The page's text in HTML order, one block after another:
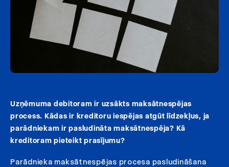
Uzņēmuma debitoram ir uzsākts maksātnespējas
process. Kādas ir kreditoru iespējas atgūt līdzekļus, ja
parādniekam ir pasludināta maksātnespēja? Kā
kreditoram pieteikt prasījumu?
Parādnieka maksātnespējas procesa pasludināšana